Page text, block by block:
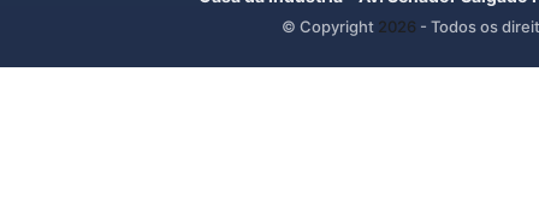
© Copyright 2026 - Todos os